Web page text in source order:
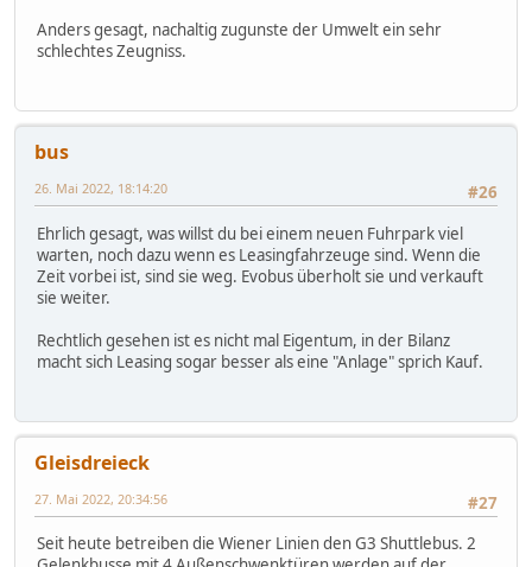
Anders gesagt, nachaltig zugunste der Umwelt ein sehr
schlechtes Zeugniss.
bus
#26
26. Mai 2022, 18:14:20
Ehrlich gesagt, was willst du bei einem neuen Fuhrpark viel
warten, noch dazu wenn es Leasingfahrzeuge sind. Wenn die
Zeit vorbei ist, sind sie weg. Evobus überholt sie und verkauft
sie weiter.
Rechtlich gesehen ist es nicht mal Eigentum, in der Bilanz
macht sich Leasing sogar besser als eine "Anlage" sprich Kauf.
Gleisdreieck
#27
27. Mai 2022, 20:34:56
Seit heute betreiben die Wiener Linien den G3 Shuttlebus. 2